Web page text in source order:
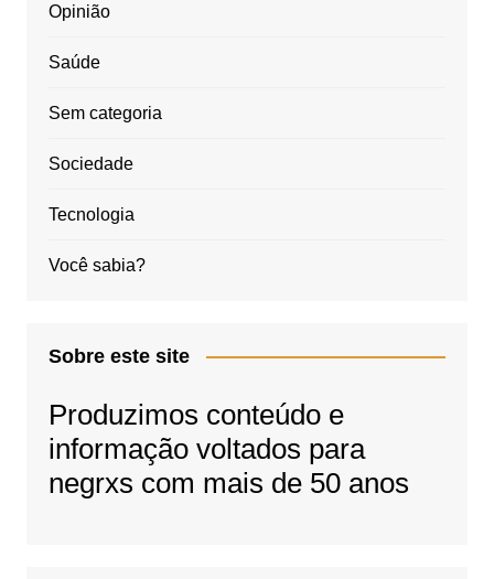
Opinião
Saúde
Sem categoria
Sociedade
Tecnologia
Você sabia?
Sobre este site
Produzimos conteúdo e
informação voltados para
negrxs com mais de 50 anos